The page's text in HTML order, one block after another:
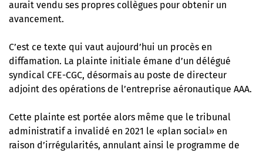
aurait vendu ses propres collègues pour obtenir un
avancement.
C’est ce texte qui vaut aujourd’hui un procès en
diffamation. La plainte initiale émane d’un délégué
syndical CFE-CGC, désormais au poste de directeur
adjoint des opérations de l’entreprise aéronautique AAA.
Cette plainte est portée alors même que le tribunal
administratif a invalidé en 2021 le «plan social» en
raison d’irrégularités, annulant ainsi le programme de